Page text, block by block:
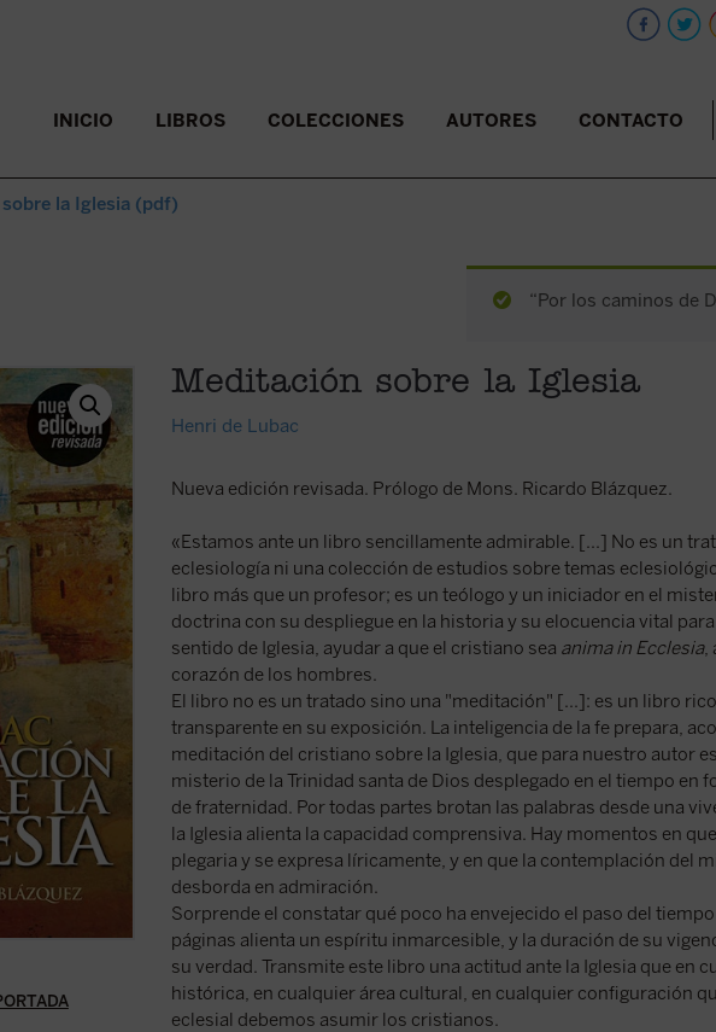
INICIO LIBROS COLECCIONES AUTORES CONTACTO
la Iglesia (pdf)
“Por los caminos de
Meditación sobre la Iglesia
Henri de Lubac
Nueva edición revisada. Prólogo de Mons. Ricardo Blázquez.
«Estamos ante un libro sencillamente admirable. [...] No es un
eclesiología ni una colección de estudios sobre temas
libro más que un profesor; es un teólogo y un iniciador en el
doctrina con su despliegue en la historia y su elocuencia vital
sentido de Iglesia, ayudar a que el cristiano sea anima in Ecclesia,
corazón de los hombres.
El libro no es un tratado sino una "meditación" [...]: es un libro
transparente en su exposición. La inteligencia de la fe prepara,
meditación del cristiano sobre la Iglesia, que para nuestro autor
misterio de la Trinidad santa de Dios desplegado en el tiempo en
de fraternidad. Por todas partes brotan las palabras desde una
la Iglesia alienta la capacidad comprensiva. Hay momentos en
plegaria y se expresa líricamente, y en que la contemplación del
desborda en admiración.
Sorprende el constatar qué poco ha envejecido el paso del
páginas alienta un espíritu inmarcesible, y la duración de su
su verdad. Transmite este libro una actitud ante la Iglesia que en
histórica, en cualquier área cultural, en cualquier configuración
eclesial debemos asumir los cristianos.